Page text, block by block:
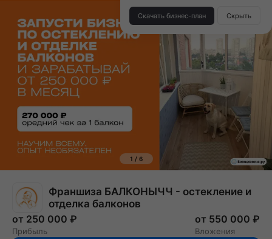
1 / 6
Франшиза БАЛКОНЫЧЧ - остекление и
отделка балконов
от 250 000 ₽
Прибыль
от 550 000 ₽
Вложения
Скачать бизнес-план Скрыть